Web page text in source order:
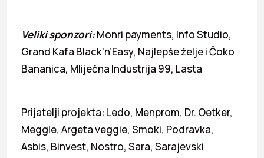
Veliki sponzori:Monri payments, Info Studio,
Grand Kafa Black’n’Easy, Najlepše želje i Čoko
Bananica, Mliječna Industrija 99, Lasta
Prijatelji projekta: Ledo, Menprom, Dr. Oetker,
Meggle, Argeta veggie, Smoki, Podravka,
Asbis, Binvest, Nostro, Sara, Sarajevski